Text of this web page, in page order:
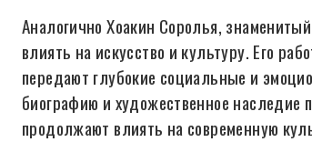
Аналогично Хоакин Соролья,
влиять на искусство и культуру. Его
передают глубокие социальные и
биографию и художественное наследие
продолжают влиять на современную